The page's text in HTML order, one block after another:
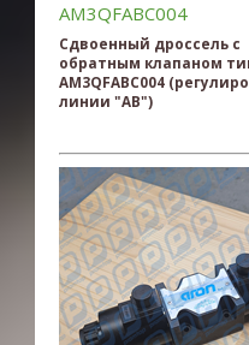
AM3QFABC004
Сдвоенный дроссель с
обратным клапаном
AM3QFABC004
линии "AB")